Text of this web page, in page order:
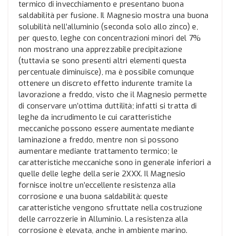
termico di invecchiamento e presentano buona
saldabilità per fusione. Il Magnesio mostra una buona
solubilità nell’alluminio (seconda solo allo zinco) e,
per questo, leghe con concentrazioni minori del 7%
non mostrano una apprezzabile precipitazione
(tuttavia se sono presenti altri elementi questa
percentuale diminuisce), ma è possibile comunque
ottenere un discreto effetto indurente tramite la
lavorazione a freddo, visto che il Magnesio permette
di conservare un’ottima duttilità; infatti si tratta di
leghe da incrudimento le cui caratteristiche
meccaniche possono essere aumentate mediante
laminazione a freddo, mentre non si possono
aumentare mediante trattamento termico; le
caratteristiche meccaniche sono in generale inferiori a
quelle delle leghe della serie 2XXX. Il Magnesio
fornisce inoltre un’eccellente resistenza alla
corrosione e una buona saldabilità: queste
caratteristiche vengono sfruttate nella costruzione
delle carrozzerie in Alluminio. La resistenza alla
corrosione è elevata, anche in ambiente marino.